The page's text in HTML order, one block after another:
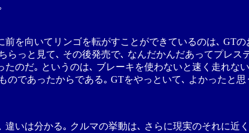
前を向いてリンゴを転がすことができているのは､ GT
らっと見て､ その後発売で､ なんだかんだあってプレ
たのだ｡ というのは､ ブレーキを使わないと速く走れ
のであったからである｡ GTをやっといて､ よかったと思
違いは分かる｡ クルマの挙動は､ さらに現実のそれに